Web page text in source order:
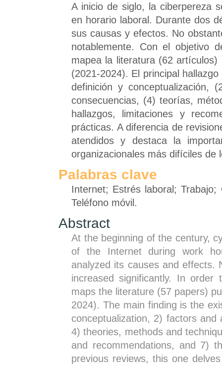
A inicio de siglo, la ciberpereza
en horario laboral. Durante dos
sus causas y efectos. No
notablemente. Con el objetivo
mapea la literatura (62
(2021-2024). El principal
definición y conceptualización,
consecuencias, (4) teorías,
hallazgos, limitaciones y
prácticas. A diferencia de
atendidos y destaca la
organizacionales más difíciles de
Palabras clave
Internet; Estrés laboral; Trabajo;
Teléfono móvil.
Abstract
At the beginning of the century,
of the Internet during work
analyzed its causes and effects.
increased significantly. In
maps the literature (57 papers)
2024). The main finding is the
conceptualization, 2) factors
4) theories, methods and
and recommendations, and 7)
previous reviews, this one